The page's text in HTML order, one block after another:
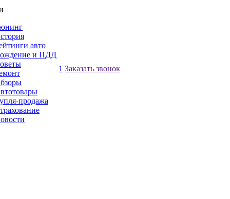
авто
и ПДД
продажа
1 Заказать звонок